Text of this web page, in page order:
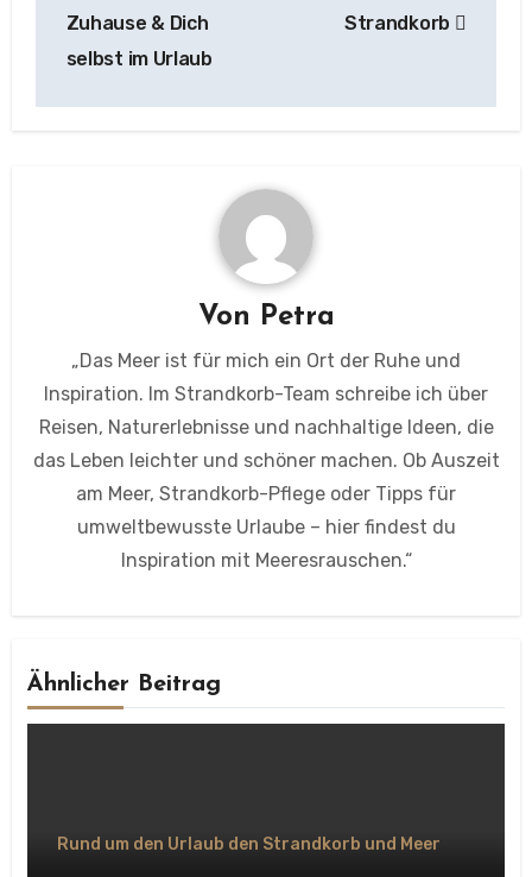
Zuhause & Dich
selbst im Urlaub
Strandkorb
Von Petra
„Das Meer ist für mich ein Ort der Ruhe und
Inspiration. Im Strandkorb-Team schreibe ich über
Reisen, Naturerlebnisse und nachhaltige Ideen, die
das Leben leichter und schöner machen. Ob Auszeit
am Meer, Strandkorb-Pflege oder Tipps für
umweltbewusste Urlaube – hier findest du
Inspiration mit Meeresrauschen.“
Ähnlicher Beitrag
Rund um den Urlaub den Strandkorb und Meer